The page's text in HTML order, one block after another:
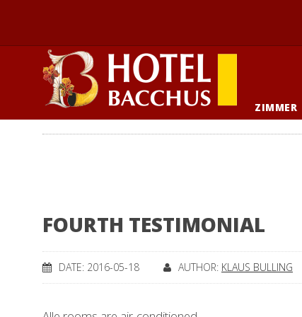
ZIMMER
FOURTH TESTIMONIAL
DATE: 2016-05-18 AUTHOR: KLAUS BULLING